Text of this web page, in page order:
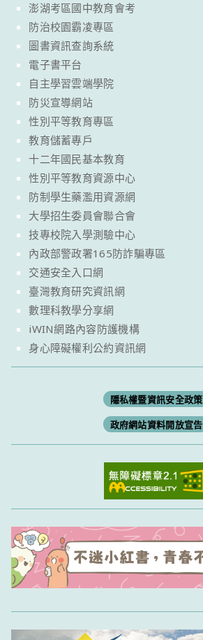
澎湖考區國中教育會考
防治校園霸凌專區
圖書資訊查詢系統
電子書平台
自主學習雲端學院
防災宣導網站
性別平等教育專區
教育儲蓄專戶
十二年國民基本教育
性別平等教育資源中心
防制學生藥濫用資源網
大學招生委員會聯合會
技專校院入學測驗中心
內政部警政署165防詐騙專區
交通安全入口網
臺灣教育研究資訊網
數理科教學分享網
iWIN網路內容防護機構
身心障礙權利公約資訊網
隱私權暨資訊安全政策
政府網站資料開放宣告